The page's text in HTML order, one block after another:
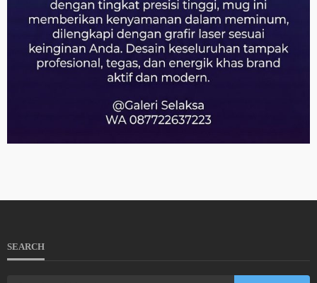
SEARCH